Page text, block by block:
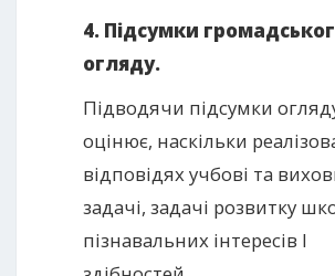
4. Підсумки
огляду.
Підводячи підсумки
оцінює, наскільки
відповідях учбові та
задачі, задачі розвитку
пізнавальних інтересів І